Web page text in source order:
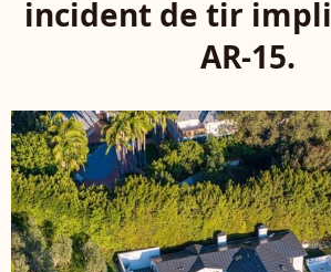
incident de tir
AR-15.